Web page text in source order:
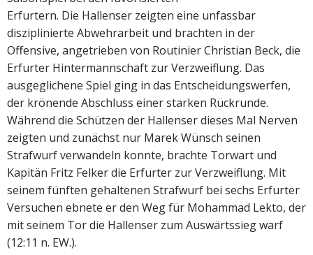
Erfurtern. Die Hallenser zeigten eine unfassbar
disziplinierte Abwehrarbeit und brachten in der
Offensive, angetrieben von Routinier Christian Beck, die
Erfurter Hintermannschaft zur Verzweiflung. Das
ausgeglichene Spiel ging in das Entscheidungswerfen,
der krönende Abschluss einer starken Rückrunde.
Während die Schützen der Hallenser dieses Mal Nerven
zeigten und zunächst nur Marek Wünsch seinen
Strafwurf verwandeln konnte, brachte Torwart und
Kapitän Fritz Felker die Erfurter zur Verzweiflung. Mit
seinem fünften gehaltenen Strafwurf bei sechs Erfurter
Versuchen ebnete er den Weg für Mohammad Lekto, der
mit seinem Tor die Hallenser zum Auswärtssieg warf
(12:11 n. EW.).